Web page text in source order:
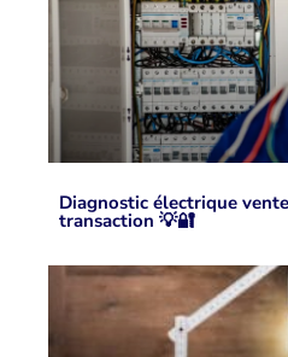
Diagnostic électrique
transaction 💡🔐